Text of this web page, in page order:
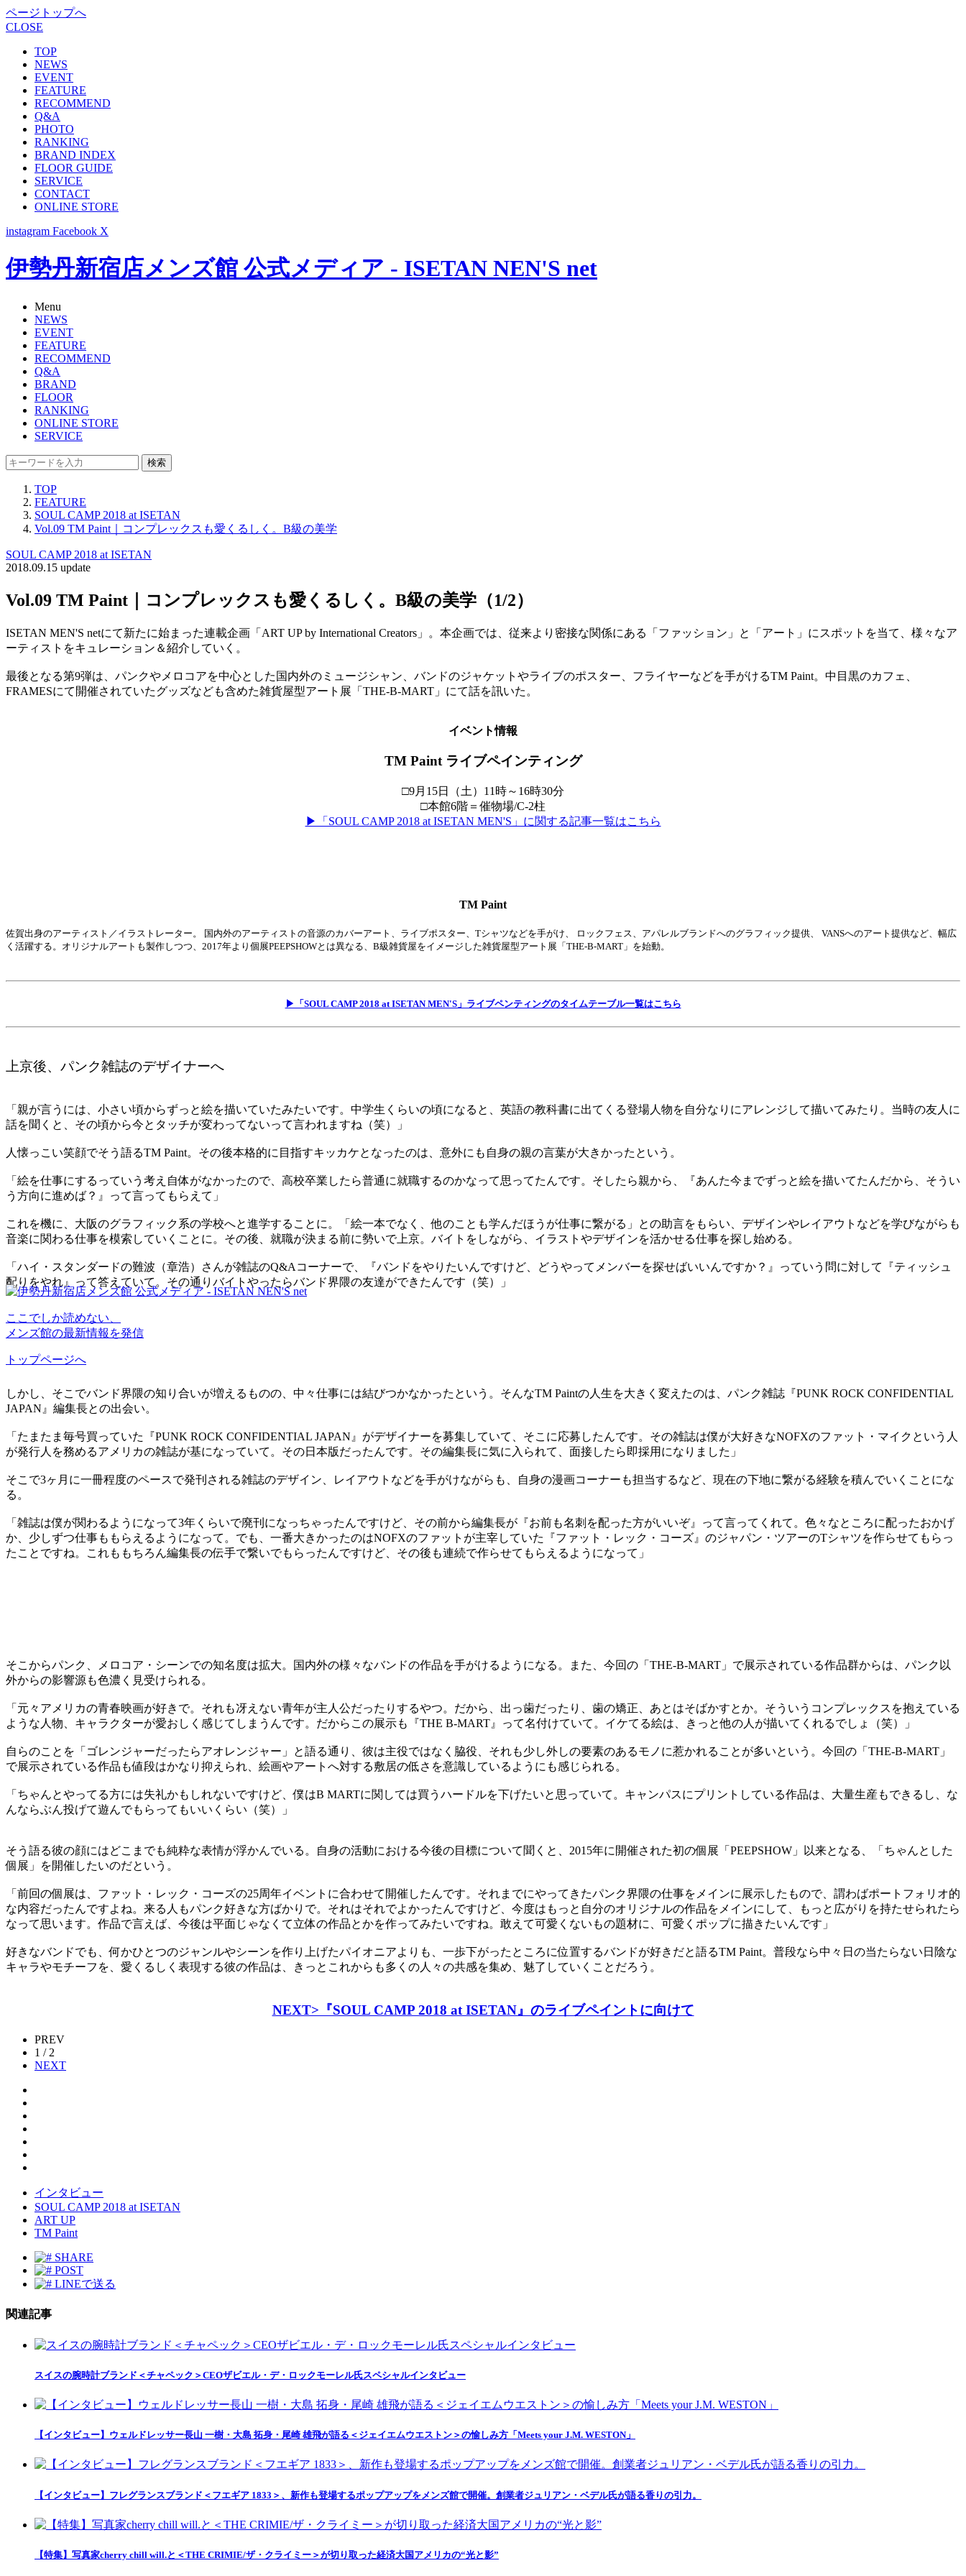
ページトップへ
CLOSE
TOP
NEWS
EVENT
FEATURE
RECOMMEND
Q&A
PHOTO
RANKING
BRAND INDEX
FLOOR GUIDE
SERVICE
CONTACT
ONLINE STORE
instagram Facebook X
伊勢丹新宿店メンズ館 公式メディア - ISETAN NEN'S net
Menu
NEWS
EVENT
FEATURE
RECOMMEND
Q&A
BRAND
FLOOR
RANKING
ONLINE STORE
SERVICE
検索
TOP
FEATURE
SOUL CAMP 2018 at ISETAN
Vol.09 TM Paint｜コンプレックスも愛くるしく。B級の美学
SOUL CAMP 2018 at ISETAN
2018.09.15 update
Vol.09 TM Paint｜コンプレックスも愛くるしく。B級の美学（1/2）
ISETAN MEN'S netにて新たに始まった連載企画「ART UP by International Creators」。本企画では、従来より密接な関係にある「ファッション」と「アート」にスポットを当て、様々なア
ーティストをキュレーション＆紹介していく。
最後となる第9弾は、パンクやメロコアを中心とした国内外のミュージシャン、バンドのジャケットやライブのポスター、フライヤーなどを手がけるTM Paint。中目黒のカフェ、
FRAMESにて開催されていたグッズなども含めた雑貨屋型アート展「THE-B-MART」にて話を訊いた。
イベント情報
TM Paint ライブペインティング
□9月15日（土）11時～16時30分
□本館6階＝催物場/C-2柱
▶「SOUL CAMP 2018 at ISETAN MEN'S」に関する記事一覧はこちら
TM Paint
佐賀出身のアーティスト／イラストレーター。 国内外のアーティストの音源のカバーアート、ライブポスター、Tシャツなどを手がけ、 ロックフェス、アパレルブランドへのグラフィック提供、 VANSへのアート提供など、幅広
く活躍する。オリジナルアートも製作しつつ、2017年より個展PEEPSHOWとは異なる、B級雑貨屋をイメージした雑貨屋型アート展「THE-B-MART」を始動。
▶「SOUL CAMP 2018 at ISETAN MEN'S」ライブペンティングのタイムテーブル一覧はこちら
上京後、パンク雑誌のデザイナーへ
「親が言うには、小さい頃からずっと絵を描いていたみたいです。中学生くらいの頃になると、英語の教科書に出てくる登場人物を自分なりにアレンジして描いてみたり。当時の友人に
話を聞くと、その頃から今とタッチが変わってないって言われますね（笑）」
人懐っこい笑顔でそう語るTM Paint。その後本格的に目指すキッカケとなったのは、意外にも自身の親の言葉が大きかったという。
「絵を仕事にするっていう考え自体がなかったので、高校卒業したら普通に就職するのかなって思ってたんです。そしたら親から、『あんた今までずっと絵を描いてたんだから、そうい
う方向に進めば？』って言ってもらえて」
これを機に、大阪のグラフィック系の学校へと進学することに。「絵一本でなく、他のことも学んだほうが仕事に繋がる」との助言をもらい、デザインやレイアウトなどを学びながらも
音楽に関わる仕事を模索していくことに。その後、就職が決まる前に勢いで上京。バイトをしながら、イラストやデザインを活かせる仕事を探し始める。
「ハイ・スタンダードの難波（章浩）さんが雑誌のQ&Aコーナーで、『バンドをやりたいんですけど、どうやってメンバーを探せばいいんですか？』っていう問に対して『ティッシュ
配りをやれ』って答えていて。その通りバイトやったらバンド界隈の友達ができたんです（笑）」
しかし、そこでバンド界隈の知り合いが増えるものの、中々仕事には結びつかなかったという。そんなTM Paintの人生を大きく変えたのは、パンク雑誌『PUNK ROCK CONFIDENTIAL
JAPAN』編集長との出会い。
「たまたま毎号買っていた『PUNK ROCK CONFIDENTIAL JAPAN』がデザイナーを募集していて、そこに応募したんです。その雑誌は僕が大好きなNOFXのファット・マイクという人
が発行人を務めるアメリカの雑誌が基になっていて。その日本版だったんです。その編集長に気に入られて、面接したら即採用になりました」
そこで3ヶ月に一冊程度のペースで発刊される雑誌のデザイン、レイアウトなどを手がけながらも、自身の漫画コーナーも担当するなど、現在の下地に繋がる経験を積んでいくことにな
る。
「雑誌は僕が関わるようになって3年くらいで廃刊になっちゃったんですけど、その前から編集長が『お前も名刺を配った方がいいぞ』って言ってくれて。色々なところに配ったおかげ
か、少しずつ仕事ももらえるようになって。でも、一番大きかったのはNOFXのファットが主宰していた『ファット・レック・コーズ』のジャパン・ツアーのTシャツを作らせてもらっ
たことですね。これももちろん編集長の伝手で繋いでもらったんですけど、その後も連続で作らせてもらえるようになって」
そこからパンク、メロコア・シーンでの知名度は拡大。国内外の様々なバンドの作品を手がけるようになる。また、今回の「THE-B-MART」で展示されている作品群からは、パンク以
外からの影響源も色濃く見受けられる。
「元々アメリカの青春映画が好きで。それも冴えない青年が主人公だったりするやつ。だから、出っ歯だったり、歯の矯正、あとはそばかすとか。そういうコンプレックスを抱えている
ような人物、キャラクターが愛おしく感じてしまうんです。だからこの展示も『THE B-MART』って名付けていて。イケてる絵は、きっと他の人が描いてくれるでしょ（笑）」
自らのことを「ゴレンジャーだったらアオレンジャー」と語る通り、彼は主役ではなく脇役、それも少し外しの要素のあるモノに惹かれることが多いという。今回の「THE-B-MART」
で展示されている作品も値段はかなり抑えられ、絵画やアートへ対する敷居の低さを意識しているようにも感じられる。
「ちゃんとやってる方には失礼かもしれないですけど、僕はB MARTに関しては買うハードルを下げたいと思っていて。キャンパスにプリントしている作品は、大量生産もできるし、な
んならぶん投げて遊んでもらってもいいくらい（笑）」
そう語る彼の顔にはどこまでも純粋な表情が浮かんでいる。自身の活動における今後の目標について聞くと、2015年に開催された初の個展「PEEPSHOW」以来となる、「ちゃんとした
個展」を開催したいのだという。
「前回の個展は、ファット・レック・コーズの25周年イベントに合わせて開催したんです。それまでにやってきたパンク界隈の仕事をメインに展示したもので、謂わばポートフォリオ的
な内容だったんですよね。来る人もパンク好きな方ばかりで。それはそれでよかったんですけど、今度はもっと自分のオリジナルの作品をメインにして、もっと広がりを持たせられたら
なって思います。作品で言えば、今後は平面じゃなくて立体の作品とかを作ってみたいですね。敢えて可愛くないもの題材に、可愛くポップに描きたいんです」
好きなバンドでも、何かひとつのジャンルやシーンを作り上げたパイオニアよりも、一歩下がったところに位置するバンドが好きだと語るTM Paint。普段なら中々日の当たらない日陰な
キャラやモチーフを、愛くるしく表現する彼の作品は、きっとこれからも多くの人々の共感を集め、魅了していくことだろう。
NEXT>『SOUL CAMP 2018 at ISETAN』のライブペイントに向けて
PREV
1 / 2
NEXT
インタビュー
SOUL CAMP 2018 at ISETAN
ART UP
TM Paint
SHARE
POST
LINEで送る
関連記事
スイスの腕時計ブランド＜チャペック＞CEOザビエル・デ・ロックモーレル氏スペシャルインタビュー
【インタビュー】ウェルドレッサー長山 一樹・大島 拓身・尾崎 雄飛が語る＜ジェイエムウエストン＞の愉しみ方「Meets your J.M. WESTON」
【インタビュー】フレグランスブランド＜フエギア 1833＞、新作も登場するポップアップをメンズ館で開催。創業者ジュリアン・ベデル氏が語る香りの引力。
【特集】写真家cherry chill will.と＜THE CRIMIE/ザ・クライミー＞が切り取った経済大国アメリカの“光と影”
ここでしか読めない、
メンズ館の最新情報を発信
トップページへ